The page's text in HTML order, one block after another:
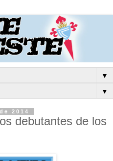
▼
▼
2014
debutantes de los